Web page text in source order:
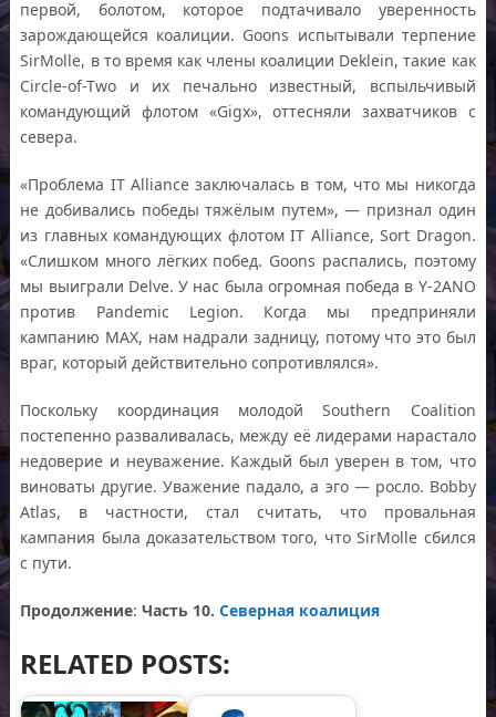
первой, болотом, которое подтачивало уверенность
зарождающейся коалиции. Goons испытывали терпение
SirMolle, в то время как члены коалиции Deklein, такие как
Circle-of-Two и их печально известный, вспыльчивый
командующий флотом «Gigx», оттесняли захватчиков с
севера.
«Проблема IT Alliance заключалась в том, что мы никогда
не добивались победы тяжёлым путем», — признал один
из главных командующих флотом IT Alliance, Sort Dragon.
«Слишком много лёгких побед. Goons распались, поэтому
мы выиграли Delve. У нас была огромная победа в Y-2ANO
против Pandemic Legion. Когда мы предприняли
кампанию MAX, нам надрали задницу, потому что это был
враг, который действительно сопротивлялся».
Поскольку координация молодой Southern Coalition
постепенно разваливалась, между её лидерами нарастало
недоверие и неуважение. Каждый был уверен в том, что
виноваты другие. Уважение падало, а эго — росло. Bobby
Atlas, в частности, стал считать, что провальная
кампания была доказательством того, что SirMolle сбился
с пути.
Продолжение:Часть 10.Северная коалиция
RELATED POSTS: